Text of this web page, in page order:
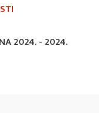
2024. -2024.